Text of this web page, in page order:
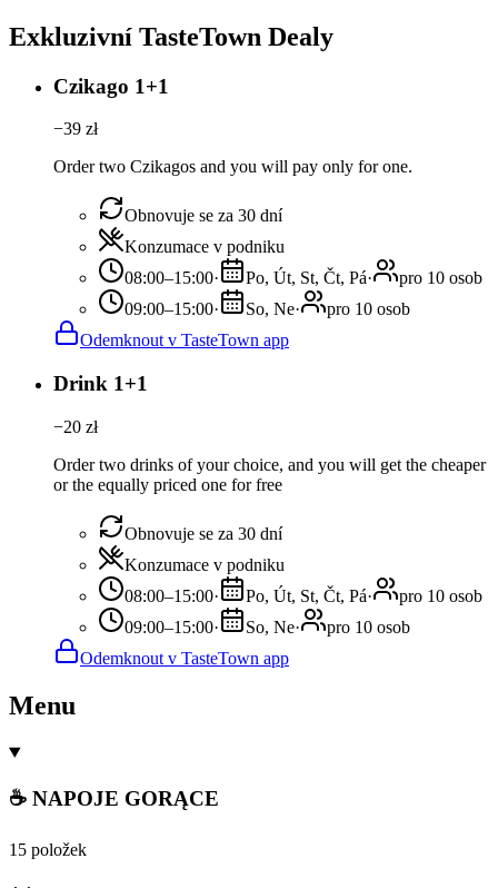
Exkluzivní TasteTown Dealy
Czikago 1+1
−39 zł
Order two Czikagos and you will pay only for one.
Obnovuje se za 30 dní
Konzumace v podniku
08:00–15:00· Po, Út, St, Čt, Pá·
pro 10 osob
09:00–15:00· So, Ne·
pro 10 osob
Odemknout v TasteTown app
Drink 1+1
−20 zł
Order two drinks of your choice, and you will get the cheaper
or the equally priced one for free
Obnovuje se za 30 dní
Konzumace v podniku
08:00–15:00· Po, Út, St, Čt, Pá·
pro 10 osob
09:00–15:00· So, Ne·
pro 10 osob
Odemknout v TasteTown app
Menu
☕ NAPOJE GORĄCE
15 položek